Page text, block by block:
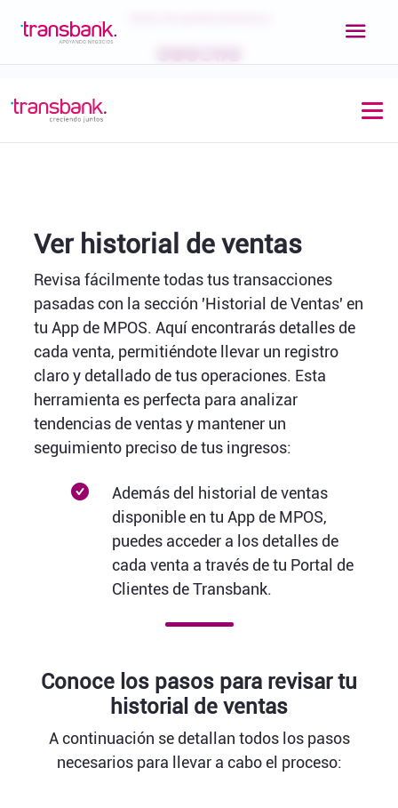
Ver historial de ventas
Revisa fácilmente todas tus transacciones
pasadas con la sección 'Historial de Ventas' en
tu App de MPOS. Aquí encontrarás detalles de
cada venta, permitiéndote llevar un registro
claro y detallado de tus operaciones. Esta
herramienta es perfecta para analizar
tendencias de ventas y mantener un
seguimiento preciso de tus ingresos:
Además del historial de ventas
disponible en tu App de MPOS,
puedes acceder a los detalles de
cada venta a través de tu Portal de
Clientes de Transbank.
Conoce los pasos para revisar tu
historial de ventas
A continuación se detallan todos los pasos
necesarios para llevar a cabo el proceso: